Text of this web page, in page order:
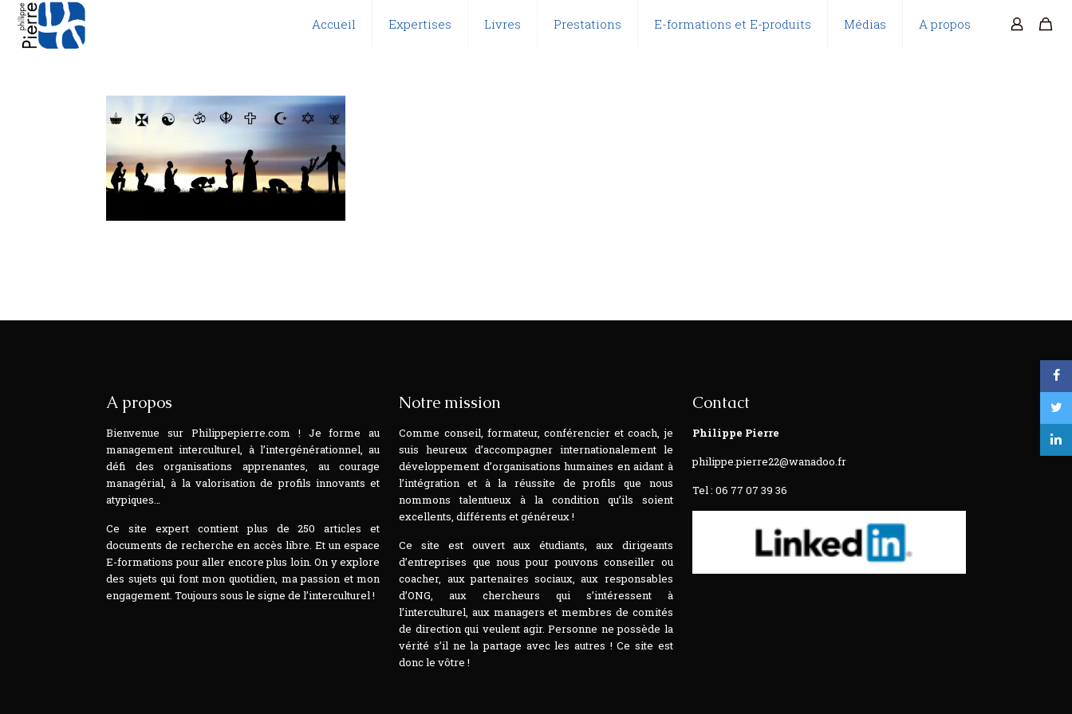
Accueil Expertises Livres Prestations E-formations et E-produits Médias A propos
A propos
Bienvenue sur Philippepierre.com ! Je forme au
management interculturel, à l’intergénérationnel, au
défi des organisations apprenantes, au courage
managérial, à la valorisation de profils innovants et
atypiques…
Ce site expert contient plus de 250 articles et
documents de recherche en accès libre. Et un espace
E-formations pour aller encore plus loin. On y explore
des sujets qui font mon quotidien, ma passion et mon
engagement. Toujours sous le signe de l’interculturel !
Notre mission
Comme conseil, formateur, conférencier et coach, je
suis heureux d’accompagner internationalement le
développement d’organisations humaines en aidant à
l’intégration et à la réussite de profils que nous
nommons talentueux à la condition qu’ils soient
excellents, différents et généreux !
Ce site est ouvert aux étudiants, aux dirigeants
d’entreprises que nous pour pouvons conseiller ou
coacher, aux partenaires sociaux, aux responsables
d’ONG, aux chercheurs qui s’intéressent à
l’interculturel, aux managers et membres de comités
de direction qui veulent agir. Personne ne possède la
vérité s’il ne la partage avec les autres ! Ce site est
donc le vôtre !
Contact
Philippe Pierre
philippe.pierre22@wanadoo.fr
Tel : 06 77 07 39 36‬